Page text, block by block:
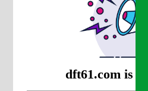
dft61.com is